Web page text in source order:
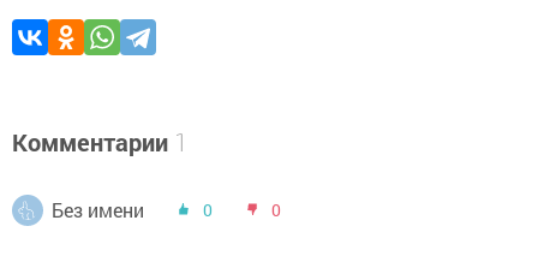
Комментарии 1
Без имени 0 0